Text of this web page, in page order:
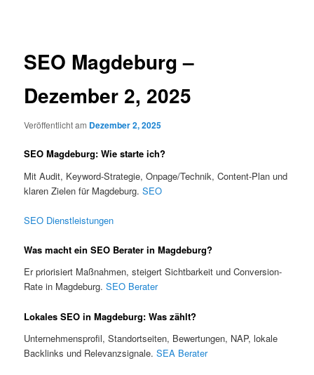
SEO Magdeburg –
Dezember 2, 2025
Veröffentlicht am Dezember 2, 2025
SEO Magdeburg: Wie starte ich?
Mit Audit, Keyword-Strategie, Onpage/Technik, Content-Plan und
klaren Zielen für Magdeburg.SEO
SEO Dienstleistungen
Was macht ein SEO Berater in Magdeburg?
Er priorisiert Maßnahmen, steigert Sichtbarkeit und Conversion-
Rate in Magdeburg.SEO Berater
Lokales SEO in Magdeburg: Was zählt?
Unternehmensprofil, Standortseiten, Bewertungen, NAP, lokale
Backlinks und Relevanzsignale.SEA Berater